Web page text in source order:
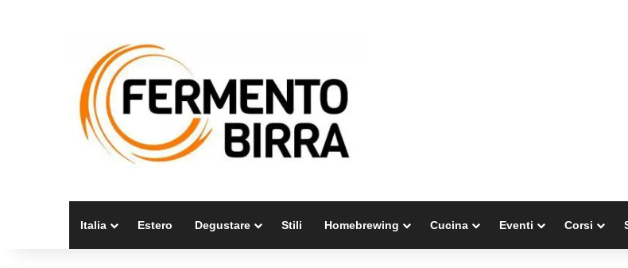
Italia Estero Degustare Stili Homebrewing Cucina Eventi Corsi